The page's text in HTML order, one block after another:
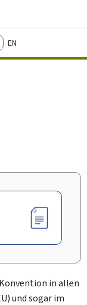
English
in allen
und sogar im